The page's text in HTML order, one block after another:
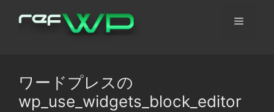
メ
ワードプレスの
wp_use_widgets_block_editor